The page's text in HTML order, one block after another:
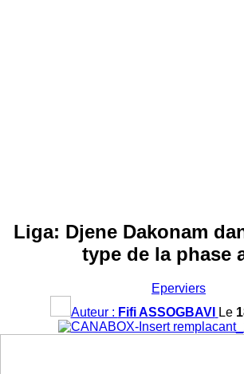
Liga: Djene Dakonam
type de la phase
Eperviers
Auteur : Fifi ASSOGBAVI Le